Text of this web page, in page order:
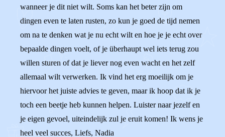
wanneer je dit niet wilt. Soms kan het beter zijn om
dingen even te laten rusten, zo kun je goed de tijd nemen
om na te denken wat je nu echt wilt en hoe je je echt over
bepaalde dingen voelt, of je überhaupt wel iets terug zou
willen sturen of dat je liever nog even wacht en het zelf
allemaal wilt verwerken. Ik vind het erg moeilijk om je
hiervoor het juiste advies te geven, maar ik hoop dat ik je
toch een beetje heb kunnen helpen. Luister naar jezelf en
je eigen gevoel, uiteindelijk zul je eruit komen! Ik wens je
heel veel succes, Liefs, Nadia